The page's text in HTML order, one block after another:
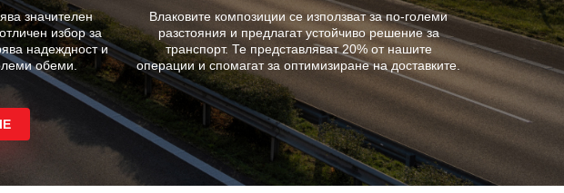
значителен
избор за
надеждност и
обеми.
Влаковите композиции се използват за по-големи
разстояния и предлагат устойчиво решение за
транспорт. Те представляват 20% от нашите
операции и спомагат за оптимизиране на доставките.